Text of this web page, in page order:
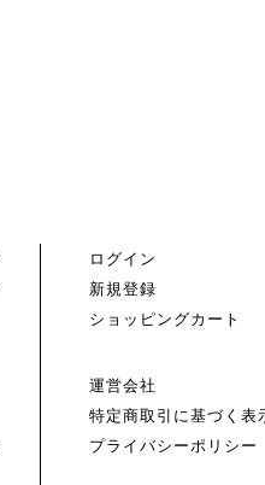
ログイン
新規登録
ショッピングカート
運営会社
特定商取引に基づく表
プライバシーポリシー